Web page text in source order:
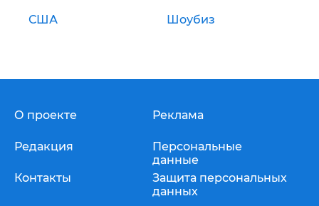
США Шоубиз
О проекте
Редакция
Контакты
Реклама
Персональные
данные
Защита персональных
данных